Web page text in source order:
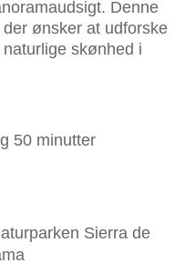
Denne
ønsker at udforske
skønhed i
50 minutter
Sierra de